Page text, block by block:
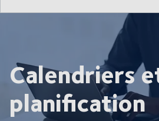
Calendriers
planification